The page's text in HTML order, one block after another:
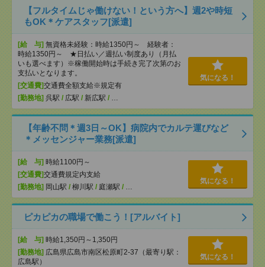
【フルタイムじゃ働けない！という方へ】週2や時短
もOK＊ケアスタッフ[派遣]
[給 与] 無資格未経験：時給1350円～ 経験者：
時給1350円～ ★日払い／週払い制度あり（月払
いも選べます）※稼働開始時は手続き完了次第のお
支払いとなります。
[交通費]交通費全額支給※規定有
[勤務地] 呉駅 / 広駅 / 新広駅 / …
気になる！
【年齢不問＊週3日～OK】病院内でカルテ運びなど
＊メッセンジャー業務[派遣]
[給 与] 時給1100円～
[交通費]交通費規定内支給
[勤務地] 岡山駅 / 柳川駅 / 庭瀬駅 / …
気になる！
ピカピカの職場で働こう！[アルバイト]
[給 与] 時給1,350円～1,350円
[勤務地] 広島県広島市南区松原町2-37（最寄り駅：
広島駅）
気になる！